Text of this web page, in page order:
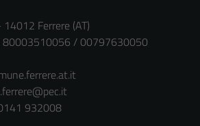
Ferrere (AT)
80003510056 / 00797630050
932008
personali.